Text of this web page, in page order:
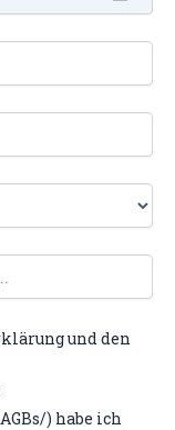
und den
) habe ich